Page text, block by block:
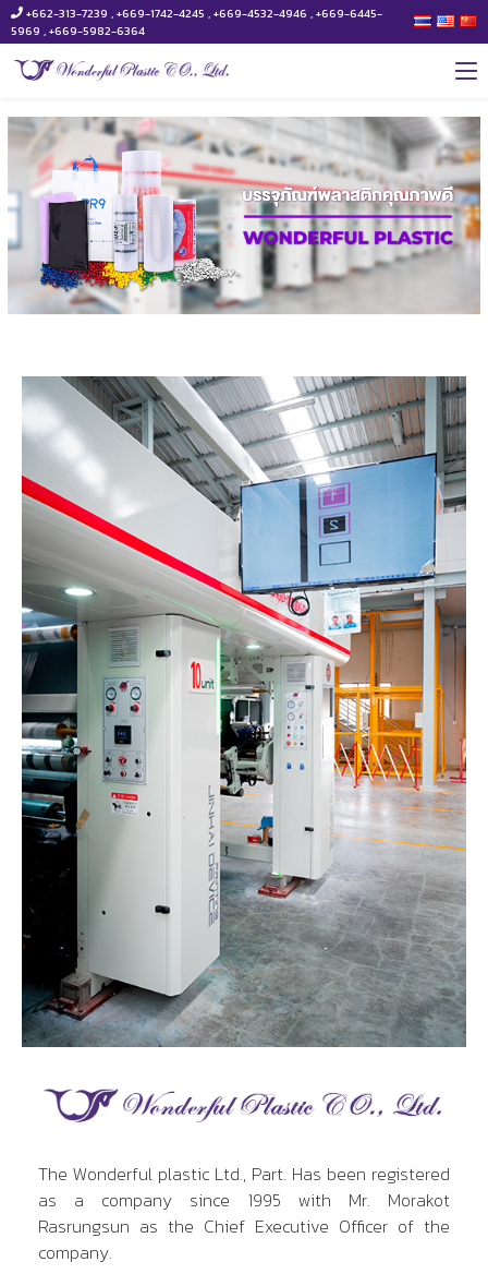
+662-313-7239 , +669-1742-4245 , +669-4532-4946 , +669-6445-
5969 , +669-5982-6364
The Wonderful plastic Ltd., Part. Has been registered
as a company since 1995 with Mr. Morakot
Rasrungsun as the Chief Executive Officer of the
company.